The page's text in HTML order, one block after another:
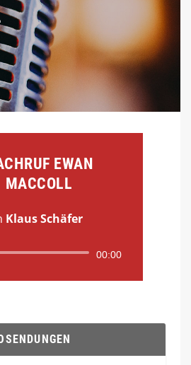
EWAN
MACCOLL
Klaus Schäfer
Audio-
00:00